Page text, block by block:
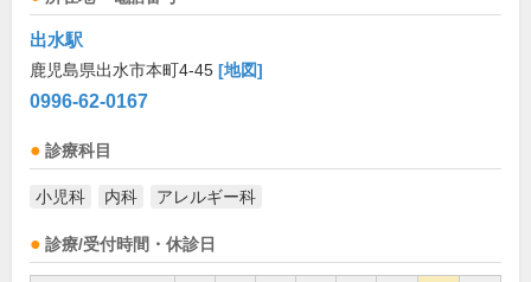
出水駅
鹿児島県出水市本町4-45 [地図]
0996-62-0167
診療科目
小児科 内科 アレルギー科
診療/受付時間・休診日